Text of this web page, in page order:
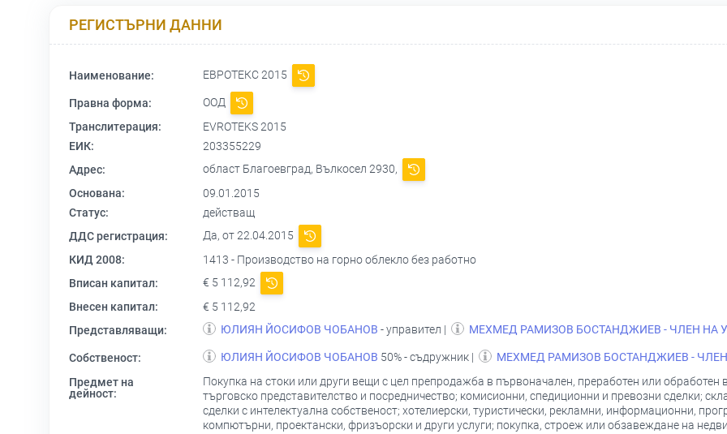
РЕГИСТЪРНИ ДАННИ
Наименование: ЕВРОТЕКС 2015
Правна форма:
ООД
Транслитерация:
EVROTEKS 2015
ЕИК:
203355229
Адрес:
област Благоевград, Вълкосел 2930,
Основана:
09.01.2015
Статус:
действащ
ДДС регистрация:
Да, от 22.04.2015
КИД 2008:
1413 - Производство на горно облекло без работно
Вписан капитал:
€ 5 112,92
Внесен капитал:
€ 5 112,92
Представляващи:
ЮЛИЯН ЙОСИФОВ ЧОБАНОВ - управител | МЕХМЕД РАМИЗОВ БОСТАНДЖИЕВ - ЧЛЕН НА
Собственост: ЮЛИЯН ЙОСИФОВ ЧОБАНОВ 50% - съдружник |
МЕХМЕД РАМИЗОВ БОСТАНДЖИЕВ -
Предмет на
дейност:
Покупка на стоки или други вещи с цел препродажба в първоначален, преработен или
търговско представителство и посредничество; комисионни, спедиционни и превозни сделки;
сделки с интелектуална собственост; хотелиерски, туристически, рекламни, информационни,
компютърни, проектански, фризъорски и други услуги; покупка, строеж или обзавеждане на